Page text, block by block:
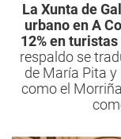
La Xunta de
urbano en A
12% en
respaldo se
de María Pita
como el